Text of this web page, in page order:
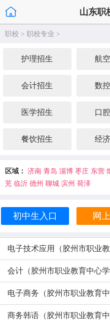
山东职
职校 > 职校专业 >
护理招生 航
会计招生 数
医学招生 口
餐饮招生 经
区域： 济南 青岛 淄博 枣庄 东营
芜 临沂 德州 聊城 滨州 荷泽
初中生入口 网
电子技术应用（胶州市职业教
会计（胶州市职业教育中心学
电子商务（胶州市职业教育中
商务韩语（胶州市职业教育中